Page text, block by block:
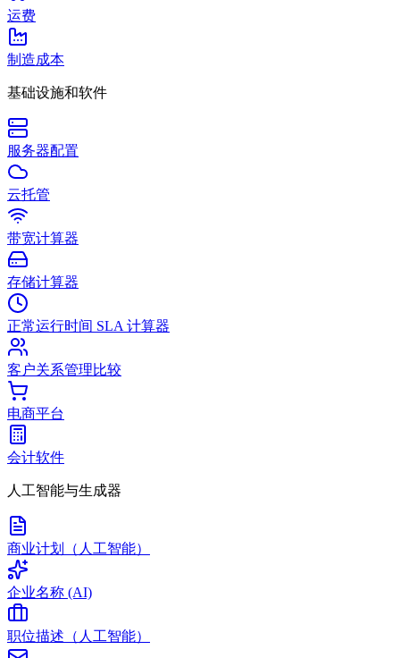
运费
制造成本
基础设施和软件
服务器配置
云托管
带宽计算器
存储计算器
正常运行时间 SLA 计算器
客户关系管理比较
电商平台
会计软件
人工智能与生成器
商业计划（人工智能）
企业名称 (AI)
职位描述（人工智能）